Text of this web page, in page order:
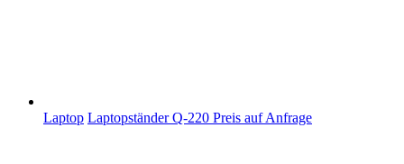
Laptop Laptopständer Q-220 Preis auf Anfrage